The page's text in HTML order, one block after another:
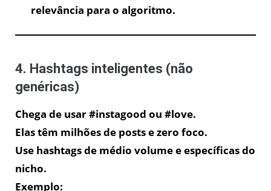
relevância para o algoritmo.
4. Hashtags inteligentes (não
genéricas)
Chega de usar #instagood ou #love.
Elas têm milhões de posts e zero foco.
Use hashtags de médio volume e específicas do
nicho.
Exemplo: